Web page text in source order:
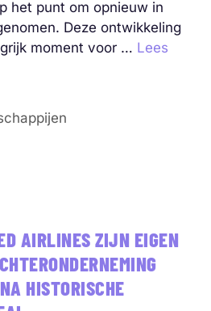
het punt om opnieuw in
Deze ontwikkeling
moment voor … Lees
AIRLINES ZIJN EIGEN
HISTORISCHE